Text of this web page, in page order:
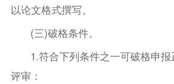
以论文格式撰写。
(三)破格条件。
1.符合下列条件之一可破格申
评审：